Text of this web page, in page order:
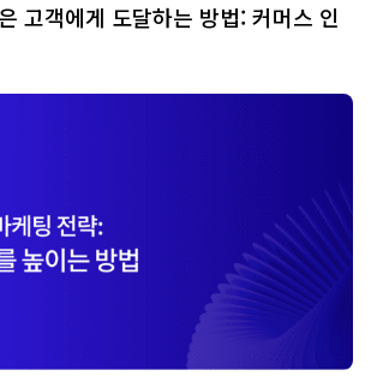
고객에게 도달하는 방법: 커머스 인